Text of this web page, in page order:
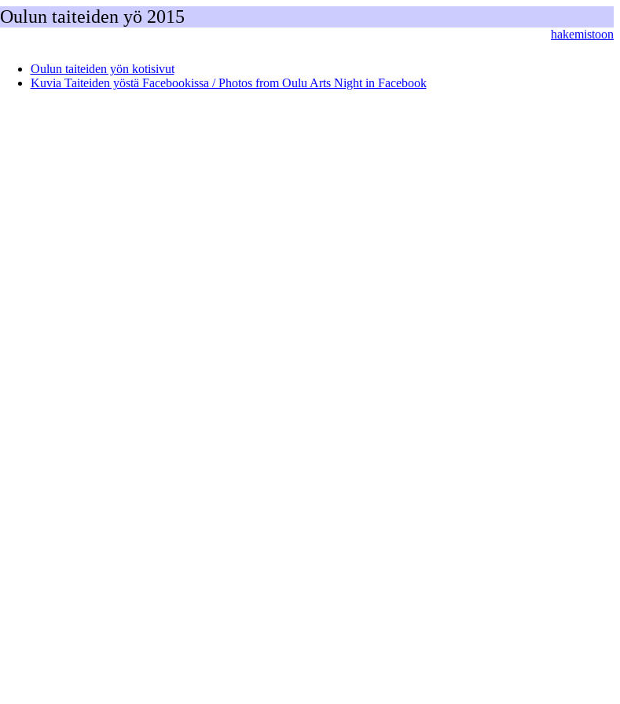
Oulun taiteiden yö 2015
hakemistoon
Oulun taiteiden yön kotisivut
Kuvia Taiteiden yöstä Facebookissa / Photos from Oulu Arts Night in Facebook